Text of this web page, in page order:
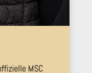
MSC